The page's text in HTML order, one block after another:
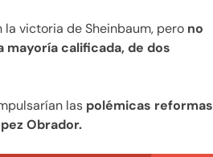
victoria de Sheinbaum, pero no
mayoría calificada, de dos
las polémicas reformas
Obrador.